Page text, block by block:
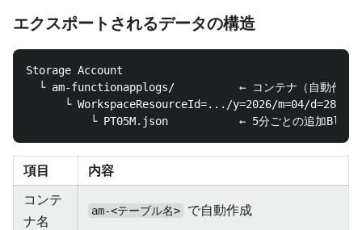
エクスポートされるデータの構造
Storage Account
└ am-functionapplogs/          ← コンテナ（自動作成
└ WorkspaceResourceId=.../y=2026/m=04/d=28/
項目
内容
コンテ
ナ名
am-<テーブル名> で自動作成